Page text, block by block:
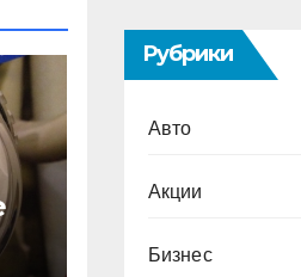
Рубрики
Авто
Акции
Бизнес